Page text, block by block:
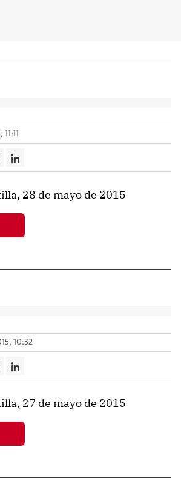
28 de mayo de 2015
10:32
27 de mayo de 2015